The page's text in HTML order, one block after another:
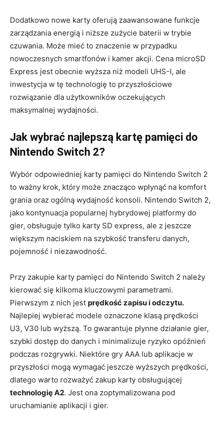
Dodatkowo nowe karty oferują zaawansowane funkcje
zarządzania energią i niższe zużycie baterii w trybie
czuwania. Może mieć to znaczenie w przypadku
nowoczesnych smartfonów i kamer akcji. Cena microSD
Express jest obecnie wyższa niż modeli UHS-I, ale
inwestycja w tę technologię to przyszłościowe
rozwiązanie dla użytkowników oczekujących
maksymalnej wydajności.
Jak wybrać najlepszą kartę pamięci do
Nintendo Switch 2?
Wybór odpowiedniej karty pamięci do Nintendo Switch 2
to ważny krok, który może znacząco wpłynąć na komfort
grania oraz ogólną wydajność konsoli. Nintendo Switch 2,
jako kontynuacja popularnej hybrydowej platformy do
gier, obsługuje tylko karty SD express, ale z jeszcze
większym naciskiem na szybkość transferu danych,
pojemność i niezawodność.
Przy zakupie karty pamięci do Nintendo Switch 2 należy
kierować się kilkoma kluczowymi parametrami.
Pierwszym z nich jest prędkość zapisu i odczytu.
Najlepiej wybierać modele oznaczone klasą prędkości
U3, V30 lub wyższą. To gwarantuje płynne działanie gier,
szybki dostęp do danych i minimalizuje ryzyko opóźnień
podczas rozgrywki. Niektóre gry AAA lub aplikacje w
przyszłości mogą wymagać jeszcze wyższych prędkości,
dlatego warto rozważyć zakup karty obsługującej
technologię A2. Jest ona zoptymalizowana pod
uruchamianie aplikacji i gier.